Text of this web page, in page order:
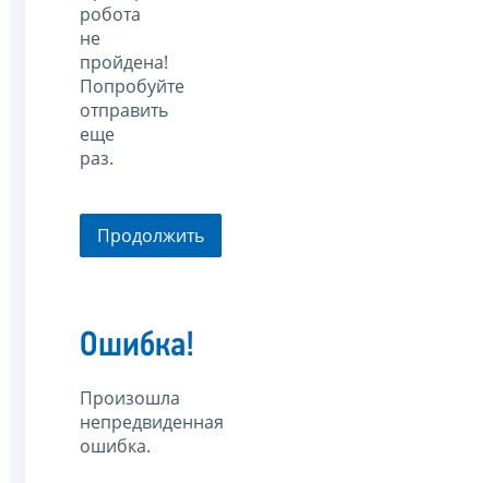
робота
не
пройдена!
Попробуйте
отправить
еще
раз.
Продолжить
Ошибка!
Произошла
непредвиденная
ошибка.